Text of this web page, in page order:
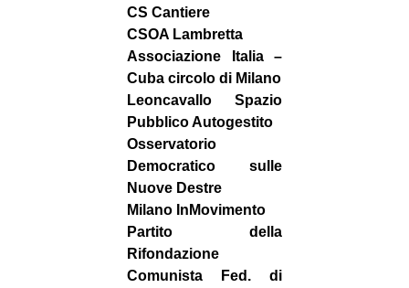
CS Cantiere
CSOA Lambretta
Associazione Italia –
Cuba circolo di Milano
Leoncavallo Spazio
Pubblico Autogestito
Osservatorio
Democratico sulle
Nuove Destre
Milano InMovimento
Partito della
Rifondazione
Comunista Fed. di